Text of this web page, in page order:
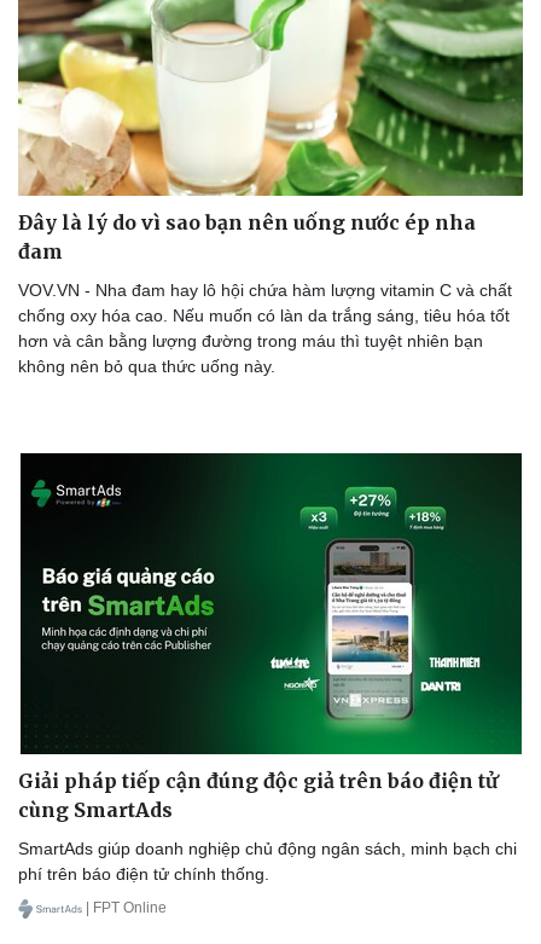
Doanh nghiệp
Thông tin doanh nghiệp
Doanh nghiệp 24h
Doanh nhân
Vì cộng đồng
Công nghệ
Sành điệu
Tin Công nghệ
Trải nghiệm
Chuyển đổi số
Đây là lý do vì sao bạn nên uống nước ép nha
đam
VOV.VN - Nha đam hay lô hội chứa hàm lượng vitamin C và chất
chống oxy hóa cao. Nếu muốn có làn da trắng sáng, tiêu hóa tốt
hơn và cân bằng lượng đường trong máu thì tuyệt nhiên bạn
không nên bỏ qua thức uống này.
Giải pháp tiếp cận đúng độc giả trên báo điện tử
cùng SmartAds
SmartAds giúp doanh nghiệp chủ động ngân sách, minh bạch chi
phí trên báo điện tử chính thống.
| FPT Online